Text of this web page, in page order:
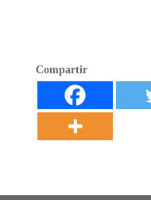
Compartir